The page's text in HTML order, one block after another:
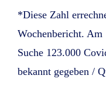
*Diese Zahl
Wochenbericht.
Suche 123.000
bekannt gegeben /